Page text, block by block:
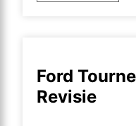
Ford
Revisie